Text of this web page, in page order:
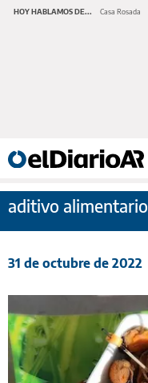
HOY HABLAMOS DE... Casa Rosada
aditivo alimentario
31 de octubre de 2022